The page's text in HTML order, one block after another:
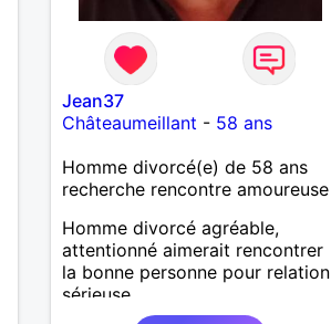
Jean37
Châteaumeillant - 58 ans
Homme divorcé(e) de 58 ans
recherche rencontre amoureuse
Homme divorcé agréable,
attentionné aimerait rencontrer
la bonne personne pour relation
sérieuse...